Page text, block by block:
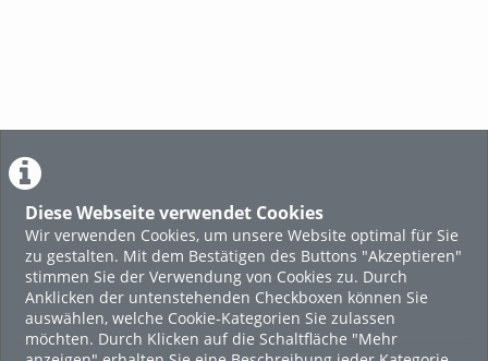
Diese Webseite verwendet Cookies
Wir verwenden Cookies, um unsere Website optimal für Sie
zu gestalten. Mit dem Bestätigen des Buttons "Akzeptieren"
stimmen Sie der Verwendung von Cookies zu. Durch
Anklicken der untenstehenden Checkboxen können Sie
auswählen, welche Cookie-Kategorien Sie zulassen
möchten. Durch Klicken auf die Schaltfläche "Mehr